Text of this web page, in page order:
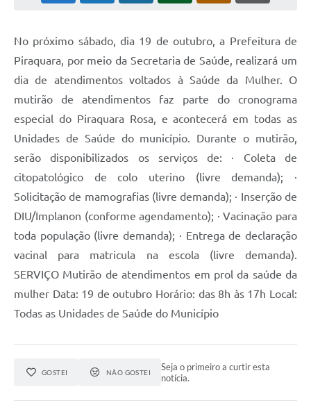
No próximo sábado, dia 19 de outubro, a Prefeitura de
Piraquara, por meio da Secretaria de Saúde, realizará um
dia de atendimentos voltados à Saúde da Mulher. O
mutirão de atendimentos faz parte do cronograma
especial do Piraquara Rosa, e acontecerá em todas as
Unidades de Saúde do município. Durante o mutirão,
serão disponibilizados os serviços de: · Coleta de
citopatológico de colo uterino (livre demanda); ·
Solicitação de mamografias (livre demanda); · Inserção de
DIU/Implanon (conforme agendamento); · Vacinação para
toda população (livre demanda); · Entrega de declaração
vacinal para matricula na escola (livre demanda).
SERVIÇO Mutirão de atendimentos em prol da saúde da
mulher Data: 19 de outubro Horário: das 8h às 17h Local:
Todas as Unidades de Saúde do Município
GOSTEI NÃO GOSTEI
Seja o primeiro a curtir esta
notícia.